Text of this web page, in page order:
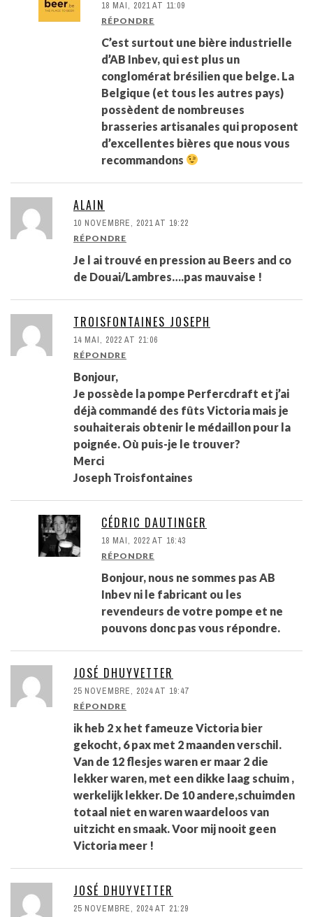
18 MAI, 2021 AT 11:09
RÉPONDRE
C’est surtout une bière industrielle
d’AB Inbev, qui est plus un
conglomérat brésilien que belge. La
Belgique (et tous les autres pays)
possèdent de nombreuses
brasseries artisanales qui proposent
d’excellentes bières que nous vous
recommandons
ALAIN
10 NOVEMBRE, 2021 AT 19:22
RÉPONDRE
Je l ai trouvé en pression au Beers and co
de Douai/Lambres….pas mauvaise !
TROISFONTAINES JOSEPH
14 MAI, 2022 AT 21:06
RÉPONDRE
Bonjour,
Je possède la pompe Perfercdraft et j’ai
déjà commandé des fûts Victoria mais je
souhaiterais obtenir le médaillon pour la
poignée. Où puis-je le trouver?
Merci
Joseph Troisfontaines
CÉDRIC DAUTINGER
18 MAI, 2022 AT 16:43
RÉPONDRE
Bonjour, nous ne sommes pas AB
Inbev ni le fabricant ou les
revendeurs de votre pompe et ne
pouvons donc pas vous répondre.
JOSÉ DHUYVETTER
25 NOVEMBRE, 2024 AT 19:47
RÉPONDRE
ik heb 2 x het fameuze Victoria bier
gekocht, 6 pax met 2 maanden verschil.
Van de 12 flesjes waren er maar 2 die
lekker waren, met een dikke laag schuim ,
werkelijk lekker. De 10 andere,schuimden
totaal niet en waren waardeloos van
uitzicht en smaak. Voor mij nooit geen
Victoria meer !
JOSÉ DHUYVETTER
25 NOVEMBRE, 2024 AT 21:29